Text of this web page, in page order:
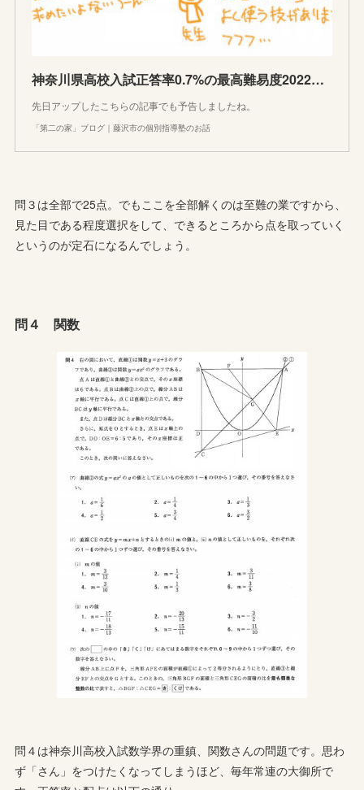
神奈川県高校入試正答率0.7%の最高難易度2022年度数学図形問題に向き合う。大好きな過去問シリーズ
先日アップしたこちらの記事でも予告しましたね。
「第二の家」ブログ｜藤沢市の個別指導塾のお話
問３は全部で25点。でもここを全部解くのは至難の業ですから、
見た目である程度選択をして、できるところから点を取っていく
というのが定石になるんでしょう。
問４ 関数
問４は神奈川高校入試数学界の重鎮、関数さんの問題です。思わ
ず「さん」をつけたくなってしまうほど、毎年常連の大御所で